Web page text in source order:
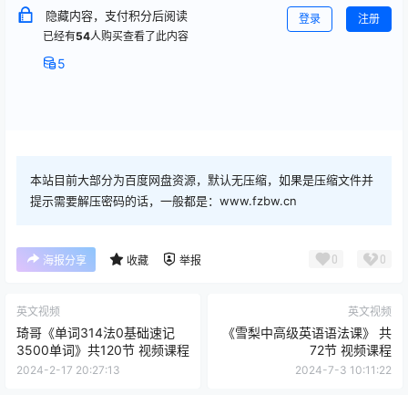
隐藏内容，支付积分后阅读
已经有54人购买查看了此内容
5
登录 注册
本站目前大部分为百度网盘资源，默认无压缩，如果是压缩文件并
提示需要解压密码的话，一般都是：www.fzbw.cn
海报分享 收藏 举报 0 0
英文视频
琦哥《单词314法0基础速记
3500单词》共120节 视频课程
2024-2-17 20:27:13
英文视频
《雪梨中高级英语语法课》 共
72节 视频课程
2024-7-3 10:11:22